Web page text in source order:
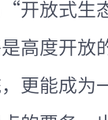
“开放式生
高度开放
更能成为